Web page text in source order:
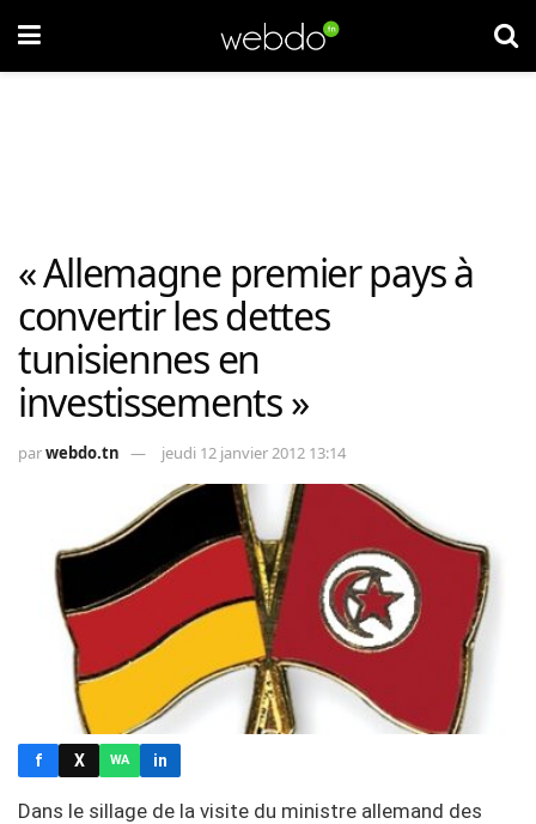
« Allemagne premier pays à
convertir les dettes
tunisiennes en
investissements »
parwebdo.tn jeudi 12 janvier 2012 13:14
f X WA in
Dans le sillage de la visite du ministre allemand des